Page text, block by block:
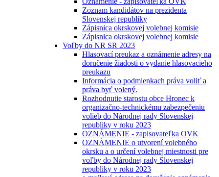
Zoznam kandidátov na prezidenta
Slovenskej republiky
Zápisnica okrskovej volebnej komisie
Zápisnica okrskovej volebnej komisie
Voľby do NR SR 2023
Hlasovací preukaz a oznámenie adresy na
doručenie žiadosti o vydanie hlasovacieho
preukazu
Informácia o podmienkach práva voliť a
práva byť volený.
Rozhodnutie starostu obce Hronec k
organizačno-technickému zabezpečeniu
volieb do Národnej rady Slovenskej
republiky v roku 2023
OZNÁMENIE - zapisovateľka OVK
OZNÁMENIE o utvorení volebného
okrsku a o určení volebnej miestnosti pre
voľby do Národnej rady Slovenskej
republiky v roku 2023